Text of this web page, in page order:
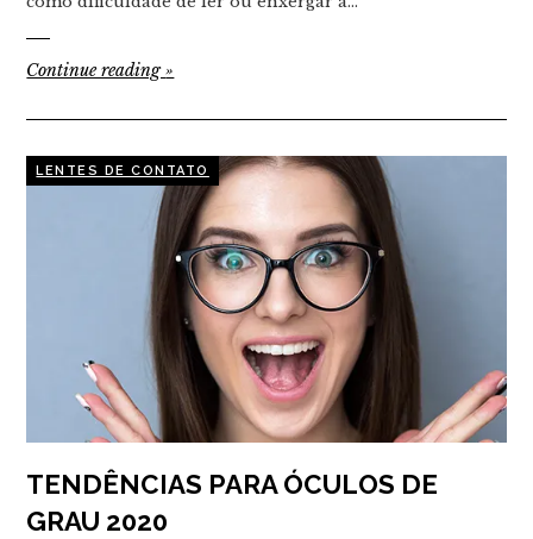
Continue reading»
LENTES DE CONTATO
TENDÊNCIAS PARA ÓCULOS DE
GRAU 2020